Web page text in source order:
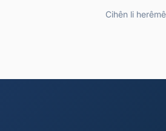
Cihên li herêmê